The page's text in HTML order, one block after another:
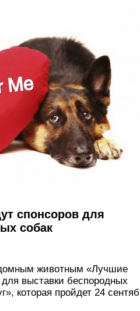
спонсоров для
собак
животным «Лучшие
выставки беспородных
которая пройдет 24